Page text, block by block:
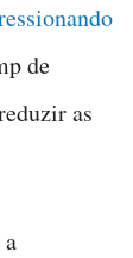
de
as